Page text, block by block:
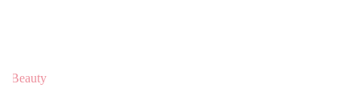
Beauty